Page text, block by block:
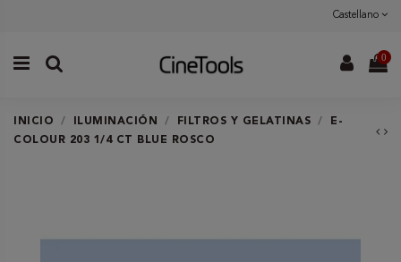
Castellano
0
INICIO ILUMINACIÓN FILTROS Y GELATINAS
E-
COLOUR 203 1/4 CT BLUE ROSCO